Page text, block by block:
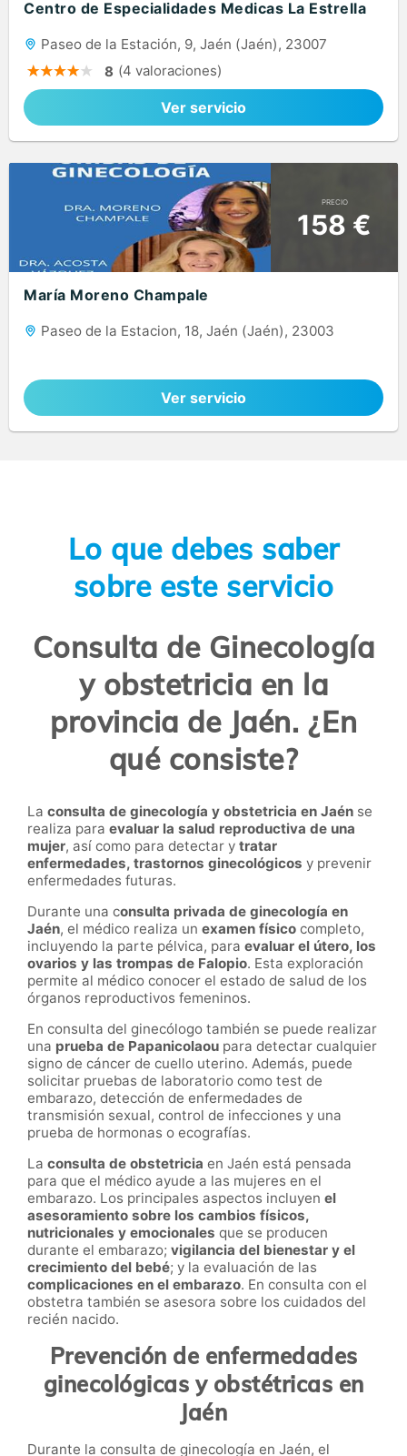
Centro de Especialidades Medicas La Estrella
Paseo de la Estación, 9, Jaén (Jaén), 23007
8 (4 valoraciones)
Ver servicio
PRECIO
158 €
María Moreno Champale
Paseo de la Estacion, 18, Jaén (Jaén), 23003
Ver servicio
Lo que debes saber
sobre este servicio
Consulta de Ginecología
y obstetricia en la
provincia de Jaén. ¿En
qué consiste?
La consulta de ginecología y obstetricia en Jaén se
realiza para evaluar la salud reproductiva de una
mujer, así como para detectar y tratar
enfermedades, trastornos ginecológicos y prevenir
enfermedades futuras.
Durante una consulta privada de ginecología en
Jaén, el médico realiza un examen físico completo,
incluyendo la parte pélvica, para evaluar el útero, los
ovarios y las trompas de Falopio. Esta exploración
permite al médico conocer el estado de salud de los
órganos reproductivos femeninos.
En consulta del ginecólogo también se puede realizar
una prueba de Papanicolaou para detectar cualquier
signo de cáncer de cuello uterino. Además, puede
solicitar pruebas de laboratorio como test de
embarazo, detección de enfermedades de
transmisión sexual, control de infecciones y una
prueba de hormonas o ecografías.
La consulta de obstetricia en Jaén está pensada
para que el médico ayude a las mujeres en el
embarazo. Los principales aspectos incluyen el
asesoramiento sobre los cambios físicos,
nutricionales y emocionales que se producen
durante el embarazo; vigilancia del bienestar y el
crecimiento del bebé; y la evaluación de las
complicaciones en el embarazo. En consulta con el
obstetra también se asesora sobre los cuidados del
recién nacido.
Prevención de enfermedades
ginecológicas y obstétricas en
Jaén
Durante la consulta de ginecología en Jaén, el